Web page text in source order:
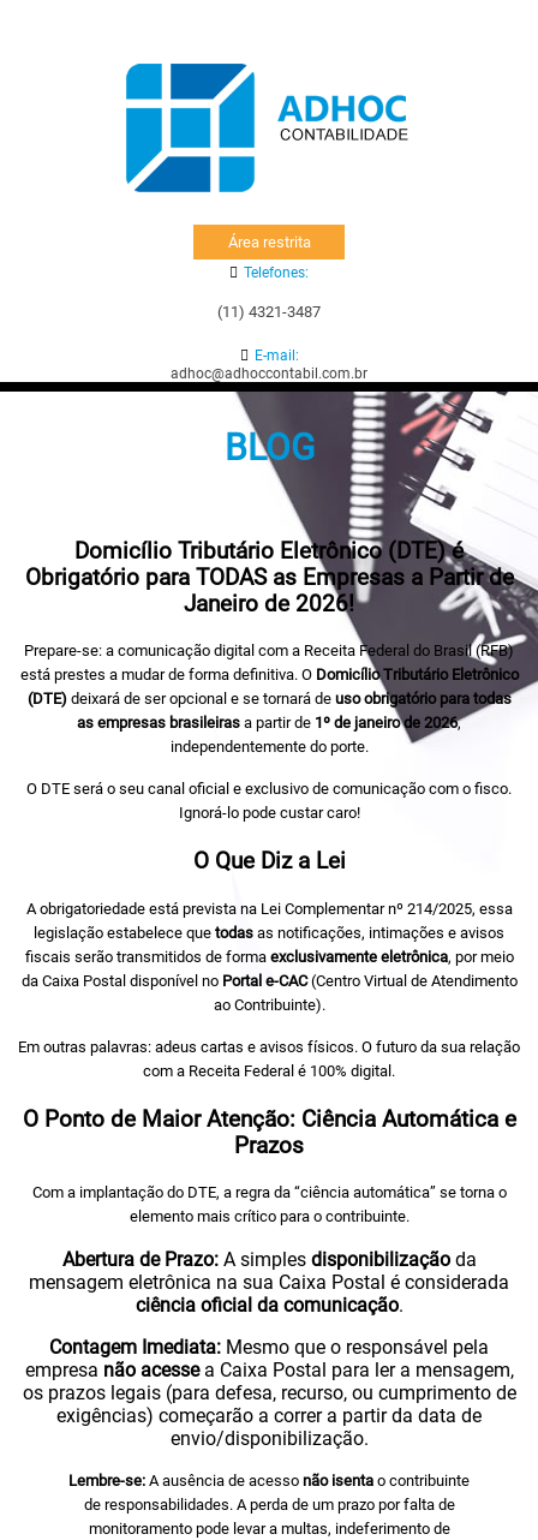
Área restrita
Telefones:
(11) 4321-3487
E-mail:
adhoc@adhoccontabil.com.br
BLOG
Domicílio Tributário Eletrônico (DTE) é
Obrigatório para TODAS as Empresas a Partir de
Janeiro de 2026!
Prepare-se: a comunicação digital com a Receita Federal do Brasil (RFB)
está prestes a mudar de forma definitiva. O Domicílio Tributário Eletrônico
(DTE)deixará de ser opcional e se tornará de uso obrigatório para todas
as empresas brasileiras a partir de 1º de janeiro de 2026,
independentemente do porte.
O DTE será o seu canal oficial e exclusivo de comunicação com o fisco.
Ignorá-lo pode custar caro!
O Que Diz a Lei
A obrigatoriedade está prevista na Lei Complementar nº 214/2025, essa
legislação estabelece que todas as notificações, intimações e avisos
fiscais serão transmitidos de forma exclusivamente eletrônica, por meio
da Caixa Postal disponível no Portal e-CAC(Centro Virtual de Atendimento
ao Contribuinte).
Em outras palavras: adeus cartas e avisos físicos. O futuro da sua relação
com a Receita Federal é 100% digital.
O Ponto de Maior Atenção: Ciência Automática e
Prazos
Com a implantação do DTE, a regra da “ciência automática” se torna o
elemento mais crítico para o contribuinte.
Abertura de Prazo:A simples disponibilizaçãoda
mensagem eletrônica na sua Caixa Postal é considerada
ciência oficial da comunicação.
Contagem Imediata: Mesmo que o responsável pela
empresa não acessea Caixa Postal para ler a mensagem,
os prazos legais (para defesa, recurso, ou cumprimento de
exigências) começarão a correr a partir da data de
envio/disponibilização.
Lembre-se: A ausência de acesso não isenta o contribuinte
de responsabilidades. A perda de um prazo por falta de
monitoramento pode levar a multas, indeferimento de